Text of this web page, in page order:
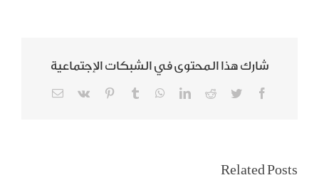
شارك هذا المحتوى في الشبكات الإجتماعية
Facebook
Twitter
Reddit
LinkedIn
WhatsApp
Tumblr
Pinterest
Vk
Email
Related Posts